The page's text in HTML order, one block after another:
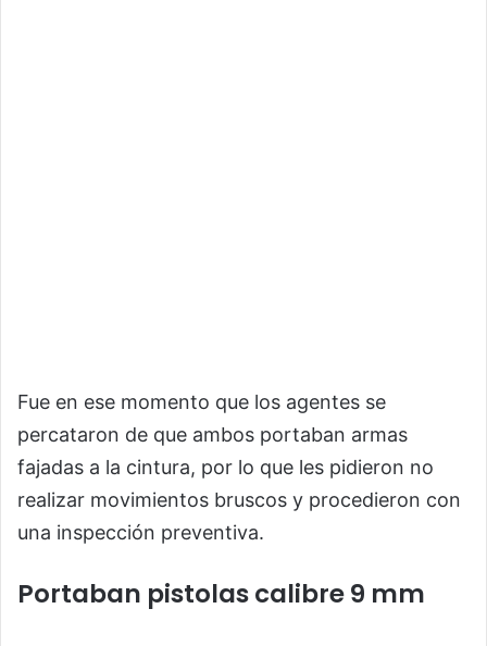
Fue en ese momento que los agentes se
percataron de que ambos portaban armas
fajadas a la cintura, por lo que les pidieron no
realizar movimientos bruscos y procedieron con
una inspección preventiva.
Portaban pistolas calibre 9 mm